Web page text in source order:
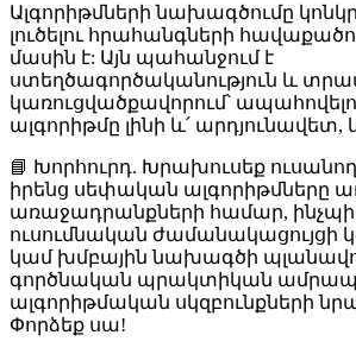
Ալգորիթմների նախագծումը
լուծելու հրահանգների
մասին է: Այն պահանջում է
ստեղծագործականություն և
կառուցվածքավորում՝
ալգորիթմը լինի և՛ արդյունավետ,
📘 Խորհուրդ. Խրախուսեք
իրենց սեփական ալգորիթմները
առաջադրանքների համար,
ուսումնական ժամանակացույցի
կամ խմբային նախագծի
գործնական պրակտիկան
ալգորիթմական սկզբունքների
Փորձեք սա!